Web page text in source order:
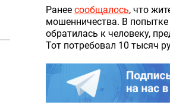
Ранее сообщалось, что
мошенничества. В
обратилась к человеку,
Тот потребовал 10 тысяч